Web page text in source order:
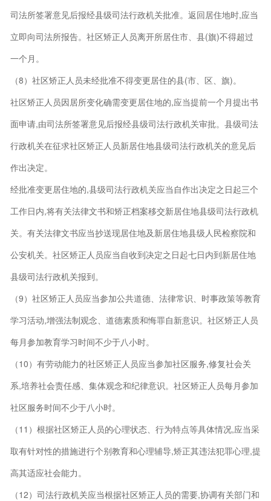
司法所签署意见后报经县级司法行政机关批准。返回居住地时,应当
立即向司法所报告。社区矫正人员离开所居住市、县(旗)不得超过
一个月。
（8）社区矫正人员未经批准不得变更居住的县(市、区、旗)。
社区矫正人员因居所变化确需变更居住地的,应当提前一个月提出书
面申请,由司法所签署意见后报经县级司法行政机关审批。县级司法
行政机关在征求社区矫正人员新居住地县级司法行政机关的意见后
作出决定。
经批准变更居住地的,县级司法行政机关应当自作出决定之日起三个
工作日内,将有关法律文书和矫正档案移交新居住地县级司法行政机
关。有关法律文书应当抄送现居住地及新居住地县级人民检察院和
公安机关。社区矫正人员应当自收到决定之日起七日内到新居住地
县级司法行政机关报到。
（9）社区矫正人员应当参加公共道德、法律常识、时事政策等教育
学习活动,增强法制观念、道德素质和悔罪自新意识。社区矫正人员
每月参加教育学习时间不少于八小时。
（10）有劳动能力的社区矫正人员应当参加社区服务,修复社会关
系,培养社会责任感、集体观念和纪律意识。社区矫正人员每月参加
社区服务时间不少于八小时。
（11）根据社区矫正人员的心理状态、行为特点等具体情况,应当采
取有针对性的措施进行个别教育和心理辅导,矫正其违法犯罪心理,提
高其适应社会能力。
（12）司法行政机关应当根据社区矫正人员的需要,协调有关部门和